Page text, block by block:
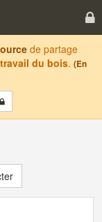
de partage
travail du bois. (En